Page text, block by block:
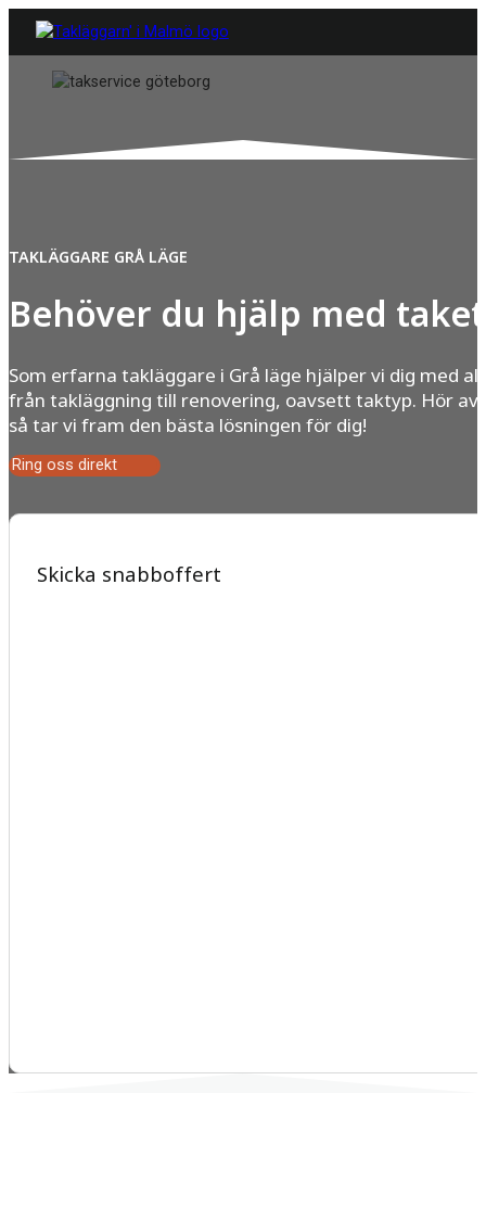
TAKLÄGGARE GRÅ LÄGE
Behöver du hjälp med
Som erfarna takläggare i Grå läge hjälper vi dig med
från takläggning till renovering, oavsett taktyp. Hör av
så tar vi fram den bästa lösningen för dig!
Ring oss direkt
Skicka snabboffert